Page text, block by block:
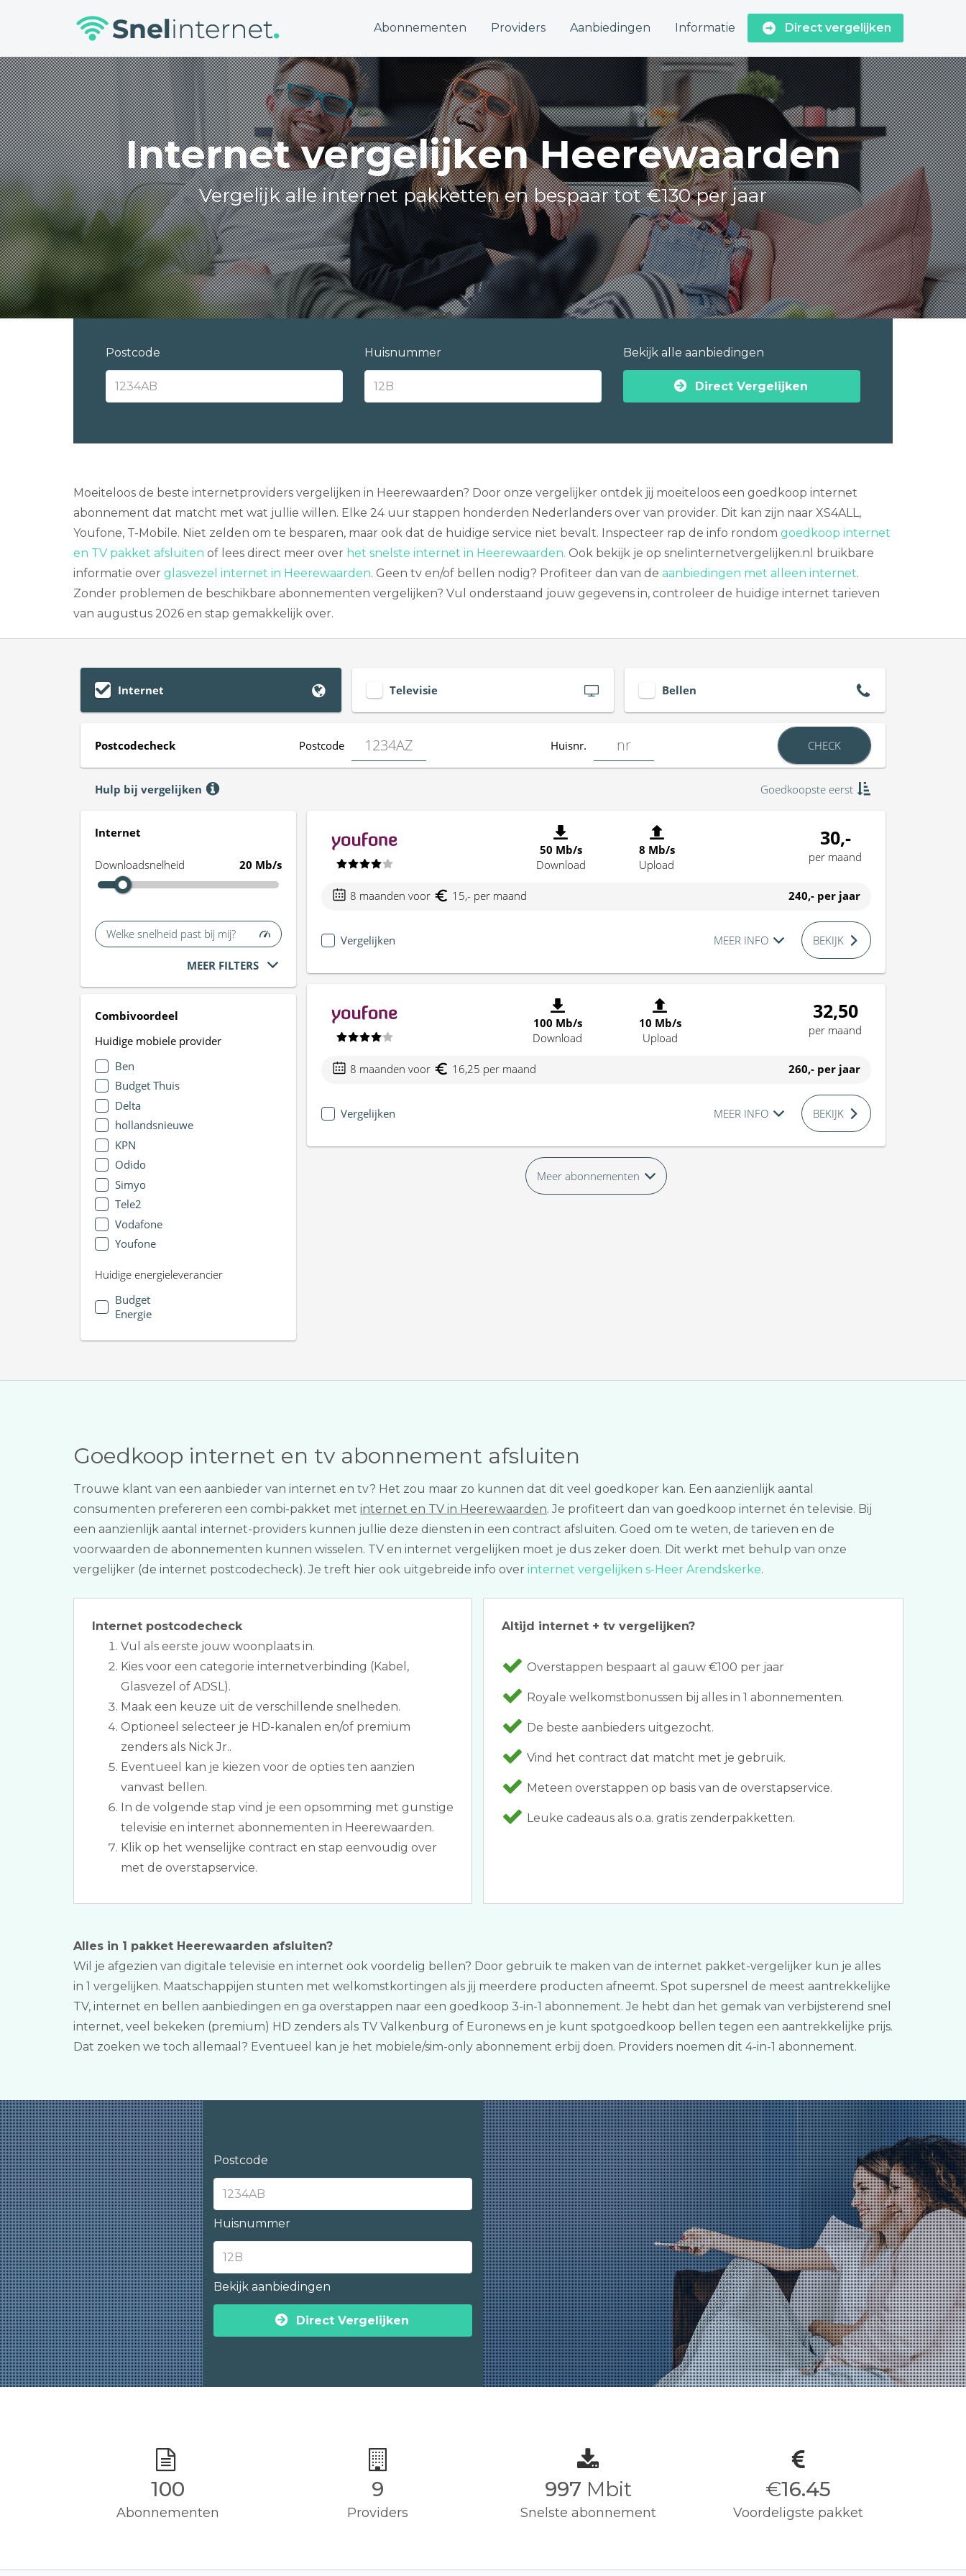
Abonnementen Providers Aanbiedingen Informatie Direct vergelijken
Skip
to
content
Internet vergelijken Heerewaarden
Vergelijk alle internet pakketten en bespaar tot €130 per jaar
Postcode Huisnummer Bekijk alle aanbiedingen
Direct Vergelijken
Moeiteloos de beste internetproviders vergelijken in Heerewaarden? Door onze vergelijker ontdek jij moeiteloos een goedkoop internet
abonnement dat matcht met wat jullie willen. Elke 24 uur stappen honderden Nederlanders over van provider. Dit kan zijn naar XS4ALL,
Youfone, T-Mobile. Niet zelden om te besparen, maar ook dat de huidige service niet bevalt. Inspecteer rap de info rondom goedkoop internet
en TV pakket afsluiten of lees direct meer over het snelste internet in Heerewaarden. Ook bekijk je op snelinternetvergelijken.nl bruikbare
informatie over glasvezel internet in Heerewaarden. Geen tv en/of bellen nodig? Profiteer dan van de aanbiedingen met alleen internet.
Zonder problemen de beschikbare abonnementen vergelijken? Vul onderstaand jouw gegevens in, controleer de huidige internet tarieven
van augustus 2026 en stap gemakkelijk over.
Internet Televisie Bellen
Postcodecheck Postcode Huisnr. CHECK
Hulp bij vergelijken Goedkoopste eerst
Internet
Downloadsnelheid 20 Mb/s
Welke snelheid past bij mij?
MEER FILTERS
Combivoordeel
Huidige mobiele provider
Ben
Budget Thuis
Delta
hollandsnieuwe
KPN
Odido
Simyo
Tele2
Vodafone
Youfone
Huidige energieleverancier
Budget
Energie
50 Mb/s
Download
8 Mb/s
Upload
30,-
per maand
8 maanden voor 15,- per maand 240,- per jaar
Vergelijken MEER INFO BEKIJK
100 Mb/s
Download
10 Mb/s
Upload
32,50
per maand
8 maanden voor 16,25 per maand 260,- per jaar
Vergelijken MEER INFO BEKIJK
Meer abonnementen
Goedkoop internet en tv abonnement afsluiten
Trouwe klant van een aanbieder van internet en tv? Het zou maar zo kunnen dat dit veel goedkoper kan. Een aanzienlijk aantal
consumenten prefereren een combi-pakket met internet en TV in Heerewaarden. Je profiteert dan van goedkoop internet én televisie. Bij
een aanzienlijk aantal internet-providers kunnen jullie deze diensten in een contract afsluiten. Goed om te weten, de tarieven en de
voorwaarden de abonnementen kunnen wisselen. TV en internet vergelijken moet je dus zeker doen. Dit werkt met behulp van onze
vergelijker (de internet postcodecheck). Je treft hier ook uitgebreide info over internet vergelijken s-Heer Arendskerke.
Internet postcodecheck
Vul als eerste jouw woonplaats in.
Kies voor een categorie internetverbinding (Kabel,
Glasvezel of ADSL).
Maak een keuze uit de verschillende snelheden.
Optioneel selecteer je HD-kanalen en/of premium
zenders als Nick Jr..
Eventueel kan je kiezen voor de opties ten aanzien
vanvast bellen.
In de volgende stap vind je een opsomming met gunstige
televisie en internet abonnementen in Heerewaarden.
Klik op het wenselijke contract en stap eenvoudig over
met de overstapservice.
Altijd internet + tv vergelijken?
Overstappen bespaart al gauw €100 per jaar
Royale welkomstbonussen bij alles in 1 abonnementen.
De beste aanbieders uitgezocht.
Vind het contract dat matcht met je gebruik.
Meteen overstappen op basis van de overstapservice.
Leuke cadeaus als o.a. gratis zenderpakketten.
Alles in 1 pakket Heerewaarden afsluiten?
Wil je afgezien van digitale televisie en internet ook voordelig bellen? Door gebruik te maken van de internet pakket-vergelijker kun je alles
in 1 vergelijken. Maatschappijen stunten met welkomstkortingen als jij meerdere producten afneemt. Spot supersnel de meest aantrekkelijke
TV, internet en bellen aanbiedingen en ga overstappen naar een goedkoop 3-in-1 abonnement. Je hebt dan het gemak van verbijsterend snel
internet, veel bekeken (premium) HD zenders als TV Valkenburg of Euronews en je kunt spotgoedkoop bellen tegen een aantrekkelijke prijs.
Dat zoeken we toch allemaal? Eventueel kan je het mobiele/sim-only abonnement erbij doen. Providers noemen dit 4-in-1 abonnement.
Postcode
Huisnummer
Bekijk aanbiedingen
Direct Vergelijken
100
Abonnementen
9
Providers
1,000 Mbit
Snelste abonnement
€16.50
Voordeligste pakket